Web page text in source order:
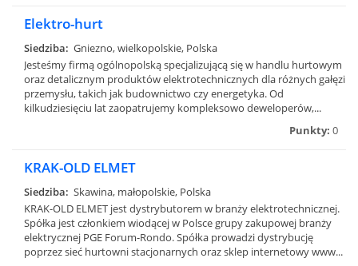
Elektro-hurt
Siedziba: Gniezno, wielkopolskie, Polska
Jesteśmy firmą ogólnopolską specjalizującą się w handlu hurtowym
oraz detalicznym produktów elektrotechnicznych dla różnych gałęzi
przemysłu, takich jak budownictwo czy energetyka. Od
kilkudziesięciu lat zaopatrujemy kompleksowo deweloperów,...
Punkty: 0
KRAK-OLD ELMET
Siedziba: Skawina, małopolskie, Polska
KRAK-OLD ELMET jest dystrybutorem w branży elektrotechnicznej.
Spółka jest członkiem wiodącej w Polsce grupy zakupowej branży
elektrycznej PGE Forum-Rondo. Spółka prowadzi dystrybucję
poprzez sieć hurtowni stacjonarnych oraz sklep internetowy www...